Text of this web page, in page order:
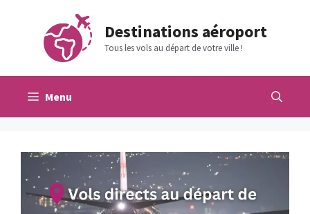
contenu
Destinations aéroport
Tous les vols au départ de votre ville !
Menu